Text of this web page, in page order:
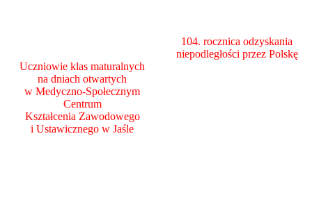
Uczniowie klas maturalnych
na dniach otwartych
w Medyczno-Społecznym
Centrum
Kształcenia Zawodowego
i Ustawicznego w Jaśle
104. rocznica odzyskania
niepodległości przez Polskę